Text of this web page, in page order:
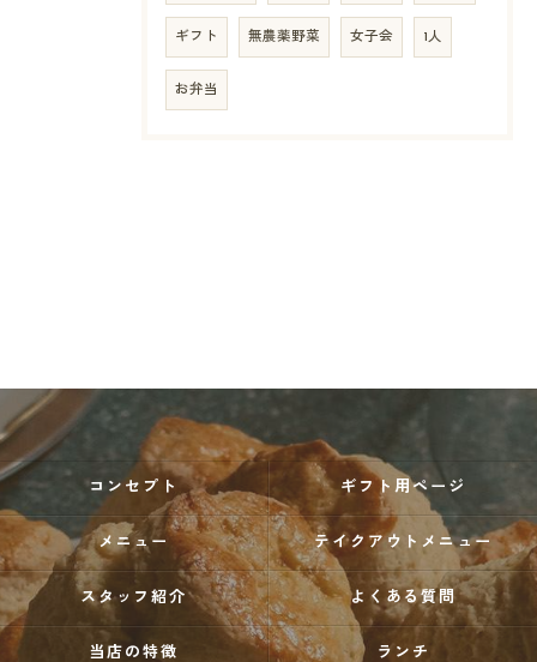
ギフト 無農薬野菜 女子会 1人
お弁当
コンセプト ギフト用ページ
メニュー テイクアウトメニュー
スタッフ紹介 よくある質問
当店の特徴 ランチ